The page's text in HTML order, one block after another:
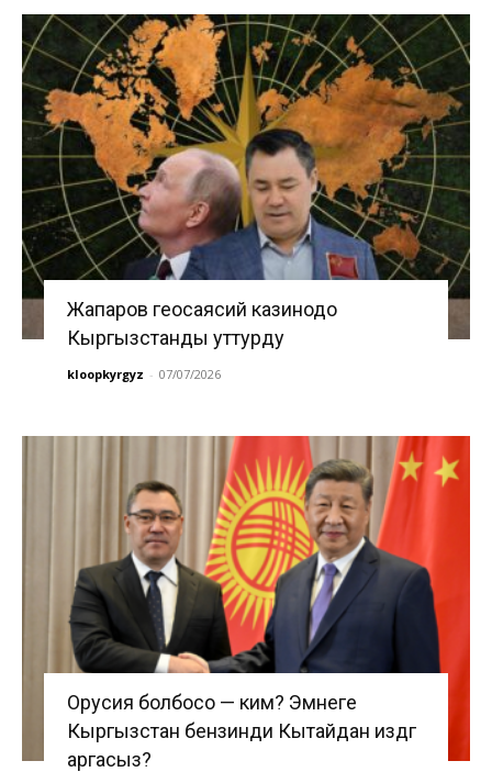
Жапаров геосаясий казинодо
Кыргызстанды уттурду
kloopkyrgyz - 07/07/2026
Орусия болбосо — ким? Эмнеге
Кыргызстан бензинди Кытайдан издөөгө
аргасыз?